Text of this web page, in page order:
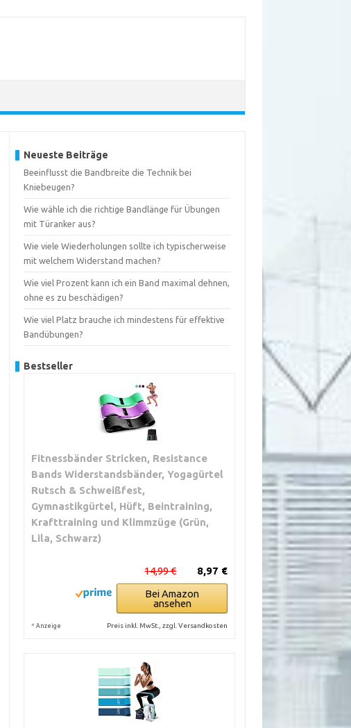
Neueste Beiträge
Beeinflusst die Bandbreite die Technik bei
Kniebeugen?
Wie wähle ich die richtige Bandlänge für Übungen
mit Türanker aus?
Wie viele Wiederholungen sollte ich typischerweise
mit welchem Widerstand machen?
Wie viel Prozent kann ich ein Band maximal dehnen,
ohne es zu beschädigen?
Wie viel Platz brauche ich mindestens für effektive
Bandübungen?
Bestseller
Fitnessbänder Stricken, Resistance
Bands Widerstandsbänder, Yogagürtel
Rutsch & Schweißfest,
Gymnastikgürtel, Hüft, Beintraining,
Krafttraining und Klimmzüge (Grün,
Lila, Schwarz)
8,97 €
14,99 €
Bei Amazon
ansehen
* Anzeige Preis inkl. MwSt., zzgl. Versandkosten